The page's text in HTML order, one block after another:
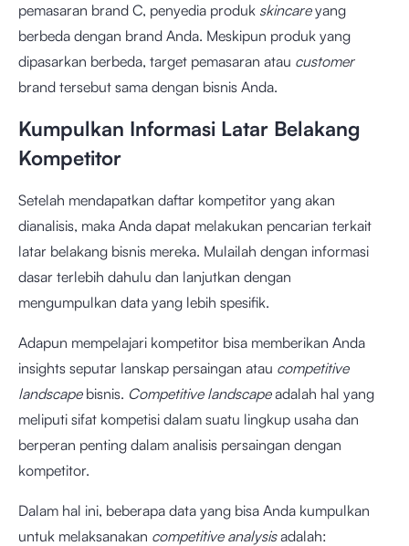
pemasaran brand C, penyedia produk skincareyang
berbeda dengan brand Anda. Meskipun produk yang
dipasarkan berbeda, target pemasaran atau customer
brand tersebut sama dengan bisnis Anda.
Kumpulkan Informasi Latar Belakang
Kompetitor
Setelah mendapatkan daftar kompetitor yang akan
dianalisis, maka Anda dapat melakukan pencarian terkait
latar belakang bisnis mereka. Mulailah dengan informasi
dasar terlebih dahulu dan lanjutkan dengan
mengumpulkan data yang lebih spesifik.
Adapun mempelajari kompetitor bisa memberikan Anda
insights seputar lanskap persaingan atau competitive
landscapebisnis. Competitive landscapeadalah hal yang
meliputi sifat kompetisi dalam suatu lingkup usaha dan
berperan penting dalam analisis persaingan dengan
kompetitor.
Dalam hal ini, beberapa data yang bisa Anda kumpulkan
untuk melaksanakan competitive analysisadalah: